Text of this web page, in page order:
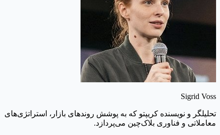
Sigrid Voss
تحلیلگر و نویسنده کریپتو که به پوشش روندهای بازار، استراتژی‌های
معاملاتی و فناوری بلاک‌چین می‌پردازد.